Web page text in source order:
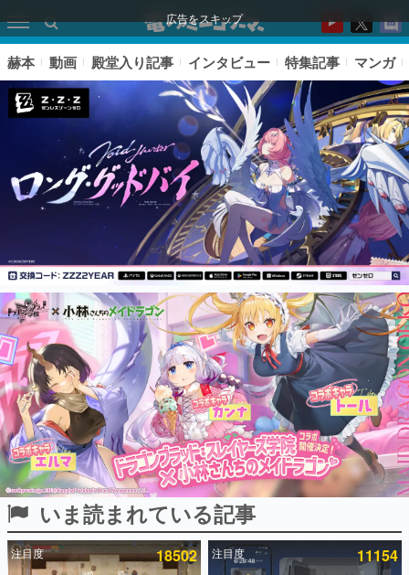
広告をスキップ
ピックアップ
電ファミのいま読まれている記事ランキング
アプリセール情報
インタビュー
連載・特集一覧
殿堂入り記事
SNS拡散数が数千以上！ ページビュー数万以上！ などな
ど。多くの人々に読まれた、電ファミ渾身の“殿堂入り”記
事をまとめました。
赫本 動画 殿堂入り記事 インタビュー 特集記事 マンガ
いま読まれている記事
注目度 18502 注目度 11154